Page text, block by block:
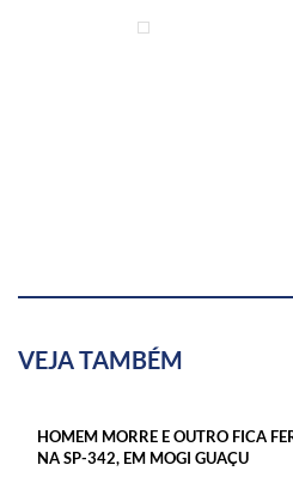
VEJA TAMBÉM
HOMEM MORRE E OUTRO FICA
NA SP-342, EM MOGI GUAÇU